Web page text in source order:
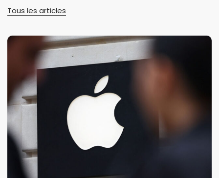
Tous les articles